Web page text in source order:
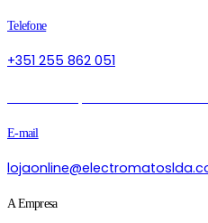
Telefone
+351 255 862 051
E-mail
A Empresa